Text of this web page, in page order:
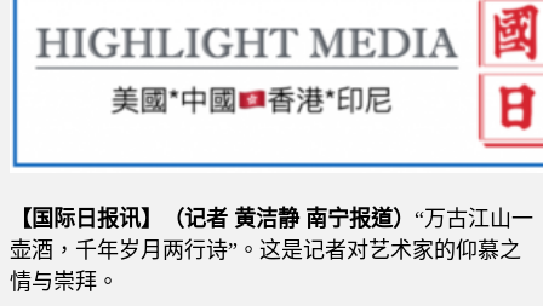
【国际日报讯】（记者 黄洁静 南宁报道） “万古江山一
壶酒，千年岁月两行诗”。这是记者对艺术家的仰慕之
情与崇拜。